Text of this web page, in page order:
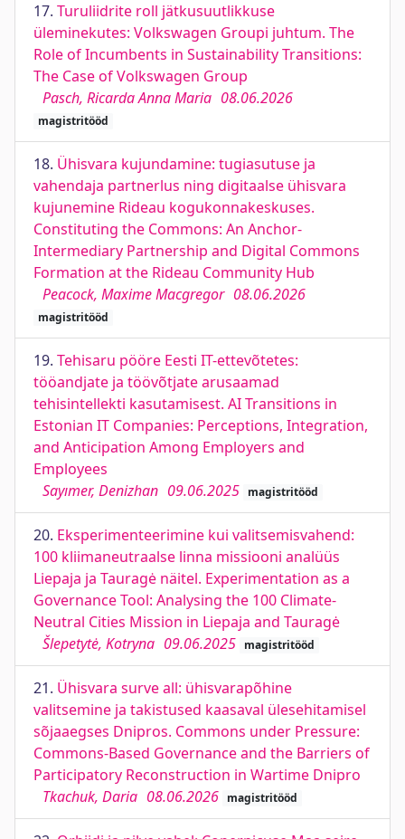
17. Turuliidrite roll jätkusuutlikkuse
üleminekutes: Volkswagen Groupi juhtum. The
Role of Incumbents in Sustainability Transitions:
The Case of Volkswagen Group
Pasch, Ricarda Anna Maria 08.06.2026
magistritööd
18. Ühisvara kujundamine: tugiasutuse ja
vahendaja partnerlus ning digitaalse ühisvara
kujunemine Rideau kogukonnakeskuses.
Constituting the Commons: An Anchor-
Intermediary Partnership and Digital Commons
Formation at the Rideau Community Hub
Peacock, Maxime Macgregor 08.06.2026
magistritööd
19. Tehisaru pööre Eesti IT-ettevõtetes:
tööandjate ja töövõtjate arusaamad
tehisintellekti kasutamisest. AI Transitions in
Estonian IT Companies: Perceptions, Integration,
and Anticipation Among Employers and
Employees
Sayımer, Denizhan 09.06.2025 magistritööd
20. Eksperimenteerimine kui valitsemisvahend:
100 kliimaneutraalse linna missiooni analüüs
Liepaja ja Tauragė näitel. Experimentation as a
Governance Tool: Analysing the 100 Climate-
Neutral Cities Mission in Liepaja and Tauragė
Šlepetytė, Kotryna 09.06.2025 magistritööd
21. Ühisvara surve all: ühisvarapõhine
valitsemine ja takistused kaasaval ülesehitamisel
sõjaaegses Dnipros. Commons under Pressure:
Commons-Based Governance and the Barriers of
Participatory Reconstruction in Wartime Dnipro
Tkachuk, Daria 08.06.2026 magistritööd